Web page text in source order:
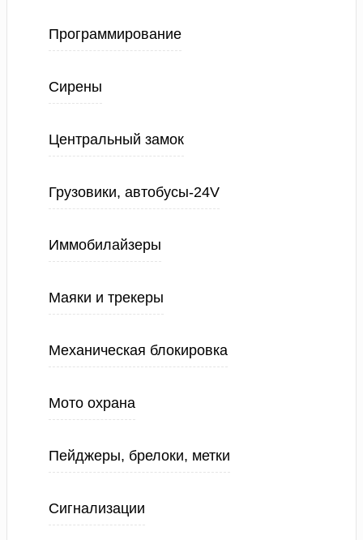
Программирование
Сирены
Центральный замок
Грузовики, автобусы-24V
Иммобилайзеры
Маяки и трекеры
Механическая блокировка
Мото охрана
Пейджеры, брелоки, метки
Сигнализации